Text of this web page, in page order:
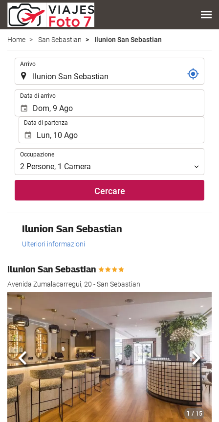
Home San Sebastian Ilunion San Sebastian
Arrivo
Data di arrivo
Data di partenza
Occupazione
Occupazione
2 Persone, 1 Camera
Cercare
Ilunion San Sebastian
Ulteriori informazioni
Ilunion San Sebastian
Avenida Zumalacarregui, 20 - San Sebastian
1 / 15
Anteriore